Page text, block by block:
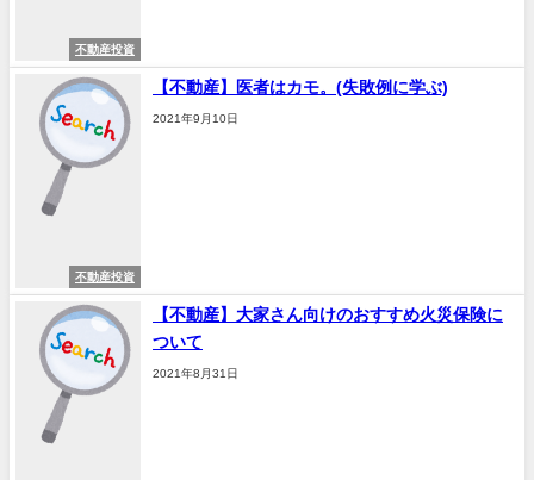
不動産投資
不動産投資
【不動産】医者はカモ。(失敗例に学ぶ)
2021年9月10日
【不動産】大家さん向けのおすすめ火災保険に
ついて
2021年8月31日